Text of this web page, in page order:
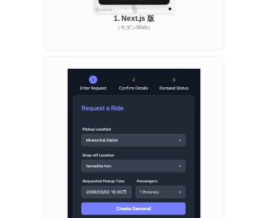
1. Next.js 版
（モダンWeb）